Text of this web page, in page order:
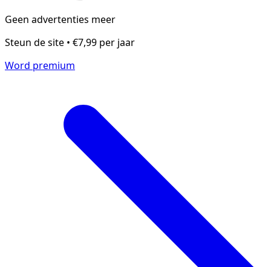
Geen advertenties meer
Steun de site • €7,99 per jaar
Word premium